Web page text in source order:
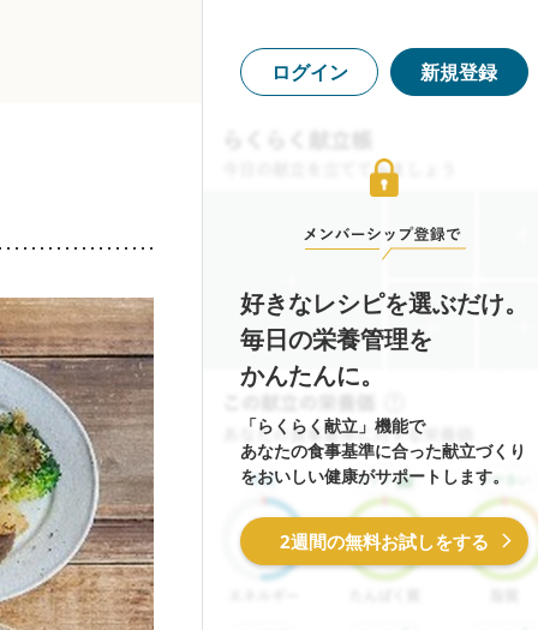
ログイン 新規登録
好きなレシピを選ぶだけ。
毎日の栄養管理を
かんたんに。
「らくらく献立」機能で
あなたの食事基準に合った献立づくり
をおいしい健康がサポートします。
2週間の無料お試しをする